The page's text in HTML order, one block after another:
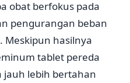
obat berfokus pada
pengurangan beban
Meskipun hasilnya
tablet pereda
lebih bertahan